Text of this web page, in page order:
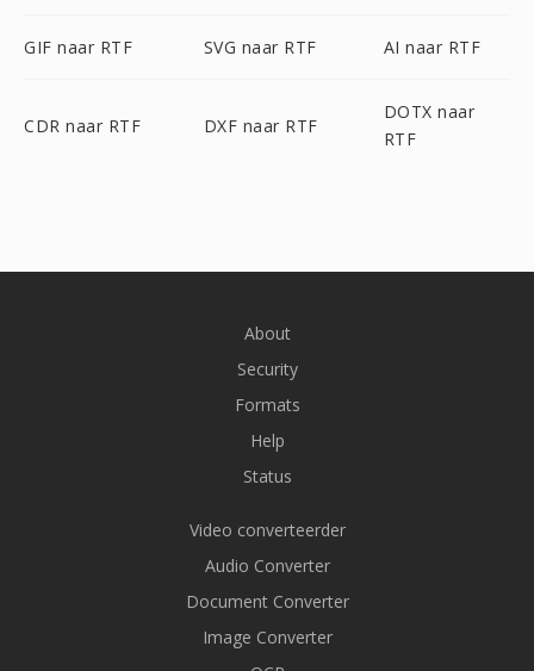
GIF naar RTF SVG naar RTF AI naar RTF
CDR naar RTF DXF naar RTF
DOTX naar
RTF
About
Security
Formats
Help
Status
Video converteerder
Audio Converter
Document Converter
Image Converter